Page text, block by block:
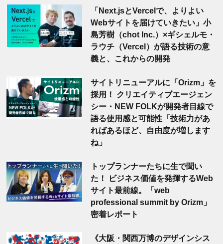
「Next.jsとVercelで、よりよい
Webサイトを届けていきたい」小
島芳樹（chot Inc.）×ギシェルモ・
ラウチ（Vercel）が語る技術の意
義と、これからの開発
サイトリニューアルに「Orizm」を
採用！ クリエイティブエージェン
シー・NEW FOLKが開発者目線で
語る使用感と可能性「技術力があ
ればあるほど、自由度が増します
ね」
トップランナーたちに生で聞い
た！ ビジネス価値を発揮するWeb
サイト最前線。「web
professional summit by Orizm」
密着レポート
《大阪・関西万博のデザインシス